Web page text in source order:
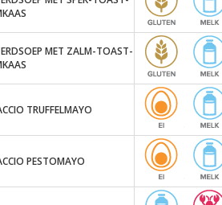
MET ZALM-TOAST-
TRUFFELMAYO
PESTOMAYO